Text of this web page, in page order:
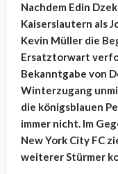
Nachdem Edin
Kaiserslautern als
Kevin Müller die
Ersatztorwart
Bekanntgabe von
Winterzugang
die königsblauen
immer nicht. Im
New York City FC
weiterer Stürmer